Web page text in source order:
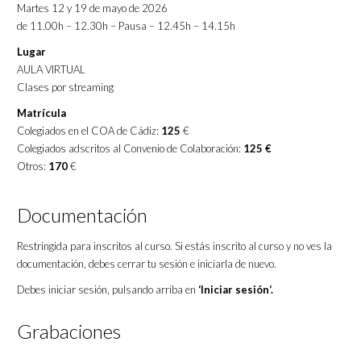
Martes 12 y 19 de mayode 2026
de 11.00h – 12.30h – Pausa – 12.45h – 14.15h
Lugar
AULA VIRTUAL
Clases por streaming
Matrícula
Colegiados en el COA de Cádiz: 125 €
Colegiados adscritos al Convenio de Colaboración: 125 €
Otros: 170€
Documentación
Restringida para inscritos al curso. Si estás inscrito al curso y no ves la
documentación, debes cerrar tu sesión e iniciarla de nuevo.
Debes iniciar sesión, pulsando arriba en ‘Iniciar sesión‘.
Grabaciones